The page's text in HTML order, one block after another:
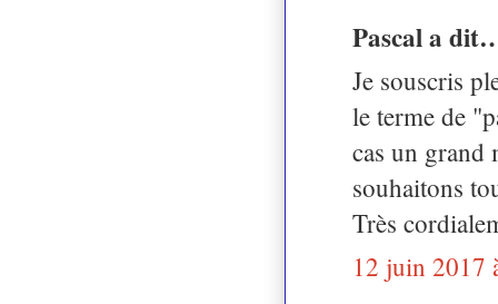
Pascal a
Je souscris
le terme de
cas un grand
souhaitons
Très
12 juin 2017